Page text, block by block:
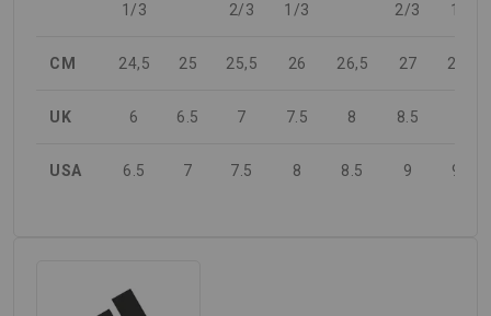
1/3
2/3
1/3
2/3
1/3
CM 24,5 25 25,5 26 26,5 27 27,5
UK 6 6.5 7 7.5 8 8.5
USA 6.5 7 7.5 8 8.5 9 9.5